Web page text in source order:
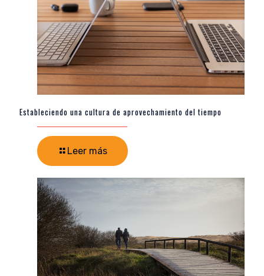
Estableciendo una cultura de aprovechamiento del tiempo
Leer más